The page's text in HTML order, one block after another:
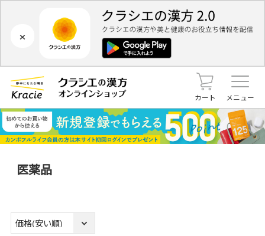
×
カート メニュー
医薬品